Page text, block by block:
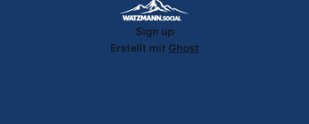
Sign up
Erstellt mit Ghost